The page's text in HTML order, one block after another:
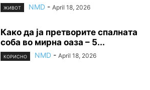
ЖИВОТ NMD - April 18, 2026
Како да ја претворите спалната
соба во мирна оаза – 5...
КОРИСНО NMD - April 18, 2026